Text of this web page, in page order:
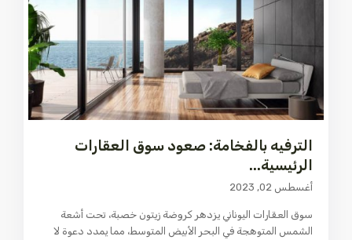
الترفيه بالفخامة: صعود سوق العقارات
الرئيسية...
أغسطس 02, 2023
سوق العقارات اليوناني يزدهر كروضة زيتون خصبة، تحت أشعة
الشمس المتوهجة في البحر الأبيض المتوسط، مما يمدد دعوة لا